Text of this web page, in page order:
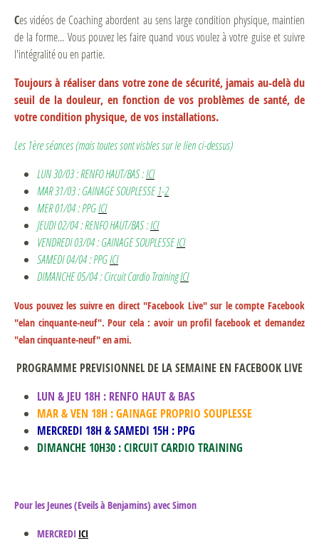
Ces vidéos de Coaching abordent au sens large condition physique, maintien
de la forme... Vous pouvez les faire quand vous voulez à votre guise et suivre
l'intégralité ou en partie.
Toujours à réaliser dans votre zone de sécurité, jamais au-delà du
seuil de la douleur, en fonction de vos problèmes de santé, de
votre condition physique, de vos installations.
Les 1ère séances (mais toutes sont visbles sur le lien ci-dessus)
LUN 30/03 : RENFO HAUT/BAS :ICI
MAR 31/03 : GAINAGE SOUPLESSE1-2
MER 01/04 : PPGICI
JEUDI 02/04 : RENFO HAUT/BAS :ICI
VENDREDI 03/04 : GAINAGE SOUPLESSEICI
SAMEDI 04/04 : PPGICI
DIMANCHE 05/04 : Circuit Cardio TrainingICI
Vous pouvez les suivre en direct "Facebook Live" sur le compte Facebook
"elan cinquante-neuf". Pour cela : avoir un profil facebook et demandez
"elan cinquante-neuf" en ami.
PROGRAMME PREVISIONNEL DE LA SEMAINE EN FACEBOOK LIVE
LUN & JEU 18H : RENFO HAUT & BAS
MAR & VEN 18H : GAINAGE PROPRIO SOUPLESSE
MERCREDI 18H & SAMEDI 15H : PPG
DIMANCHE 10H30 : CIRCUIT CARDIO TRAINING
Pour les Jeunes (Eveils à Benjamins) avec Simon
MERCREDI ICI